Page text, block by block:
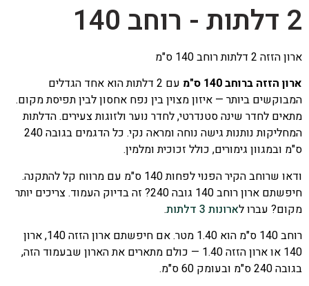
2 דלתות - רוחב 140
ארון הזזה 2 דלתות רוחב 140 ס"מ
ארון הזזה ברוחב 140 ס"מ
עם 2 דלתות הוא אחד הגדלים
המבוקשים ביותר — איזון מצוין בין נפח אחסון לבין תפיסת מקום.
מתאים לחדר שינה סטנדרטי, לחדר נוער ולזוגות צעירים. הדלתות
המחליקות נותנות גישה נוחה ומראה נקי. כל הדגמים בגובה 240
ס"מ ובמגוון גימורים, כולל זכוכית ומלמין.
ודאו שרוחב הקיר הפנוי לפחות 140 ס"מ עם מרווח קל להתקנה.
חיפשתם ארון רוחב 140 גובה 240? זה בדיוק העמוד. צריכים יותר
מקום? עברו לארונות 3 דלתות
.
רוחב 140 ס"מ הוא 1.40 מטר. אם חיפשתם ארון הזזה 140, ארון
140 או ארון הזזה 1.40 — כולם מתארים את הארון שבעמוד הזה,
בגובה 240 ס"מ ובעומק 60 ס"מ.